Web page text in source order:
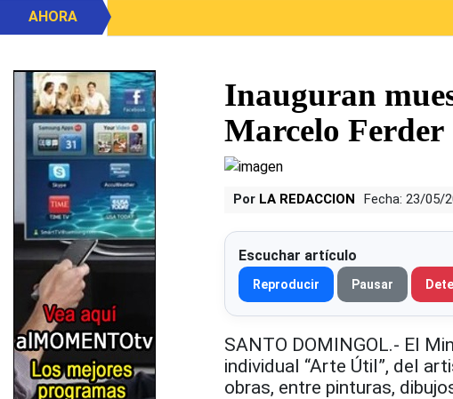
AHORA
Inauguran
Marcelo Ferder
Por LA REDACCION Fecha: 23/05/
Escuchar artículo
Reproducir Pausar
SANTO DOMINGOL.- El
individual “Arte Útil”, del
obras, entre pinturas,